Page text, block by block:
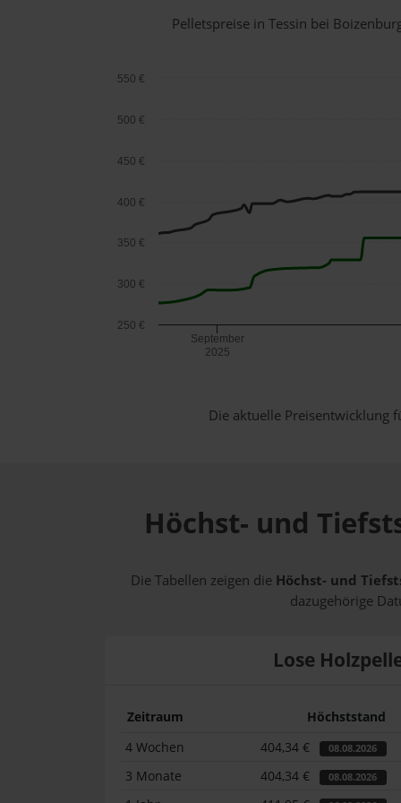
Pelletspreise in Tessin bei
September
2025
250 €
300 €
350 €
400 €
450 €
500 €
550 €
Die aktuelle Preisentwicklung
Höchst- und
Die Tabellen zeigen die Höchst- und
dazugehörige
Lose
Zeitraum Höchststand
4 Wochen
404,34 € 08.08.2026
3 Monate 404,34 € 08.08.2026